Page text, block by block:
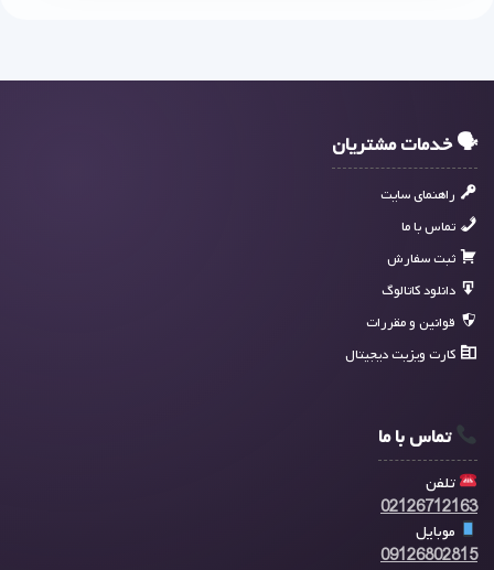
🗣 خدمات مشتریان
راهنمای سایت
تماس با ما
ثبت سفارش
دانلود کاتالوگ
قوانین و مقررات
کارت ویزیت دیجیتال
تماس با ما
تلفن
02126712163
موبایل
09126802815